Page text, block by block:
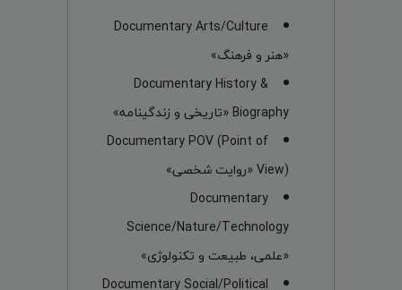
Documentary Arts/Culture
«هنر و فرهنگ»
Documentary History &
Biography «تاریخی و زندگینامه»
Documentary POV (Point of
View) «روایت شخصی»
Documentary
Science/Nature/Technology
«علمی، طبیعت و تکنولوژی»
Documentary Social/Political